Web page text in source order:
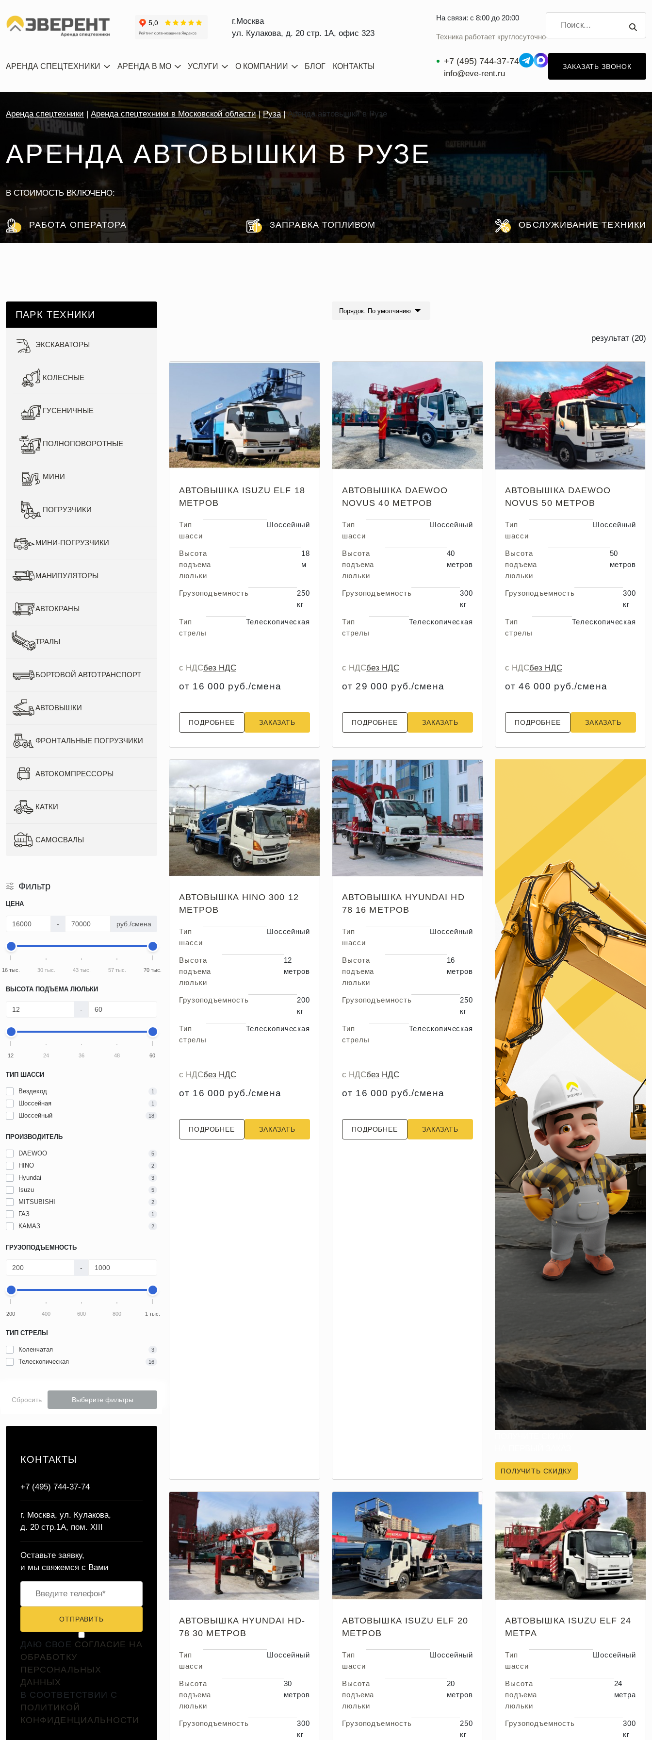
г.Москва
ул. Кулакова, д. 20 стр. 1А, офис 323
На связи: с 8:00 до 20:00
Техника работает круглосуточно
АРЕНДА СПЕЦТЕХНИКИ АРЕНДА В МО УСЛУГИ О КОМПАНИИ БЛОГ КОНТАКТЫ
+7 (495) 744-37-74
info@eve-rent.ru
ЗАКАЗАТЬ ЗВОНОК
Аренда спецтехники Аренда спецтехники в Московской области Руза Аренда автовышки в Рузе
АРЕНДА АВТОВЫШКИ В РУЗЕ
В СТОИМОСТЬ ВКЛЮЧЕНО:
РАБОТА ОПЕРАТОРА ЗАПРАВКА ТОПЛИВОМ ОБСЛУЖИВАНИЕ ТЕХНИКИ
ПАРК ТЕХНИКИ
ЭКСКАВАТОРЫ
КОЛЕСНЫЕ
ГУСЕНИЧНЫЕ
ПОЛНОПОВОРОТНЫЕ
МИНИ
ПОГРУЗЧИКИ
МИНИ-ПОГРУЗЧИКИ
МАНИПУЛЯТОРЫ
АВТОКРАНЫ
ТРАЛЫ
БОРТОВОЙ АВТОТРАНСПОРТ
АВТОВЫШКИ
ФРОНТАЛЬНЫЕ ПОГРУЗЧИКИ
АВТОКОМПРЕССОРЫ
КАТКИ
САМОСВАЛЫ
Фильтр
ЦЕНА
- руб./смена
16 тыс. 30 тыс. 43 тыс. 57 тыс. 70 тыс.
ВЫСОТА ПОДЪЕМА ЛЮЛЬКИ
-
12 24 36 48 60
ТИП ШАССИ
Вездеход 1
Шоссейная 1
Шоссейный 18
ПРОИЗВОДИТЕЛЬ
DAEWOO 5
HINO 2
Hyundai 3
Isuzu 5
MITSUBISHI 2
ГАЗ 1
КАМАЗ 2
ГРУЗОПОДЪЕМНОСТЬ
-
200 400 600 800 1 тыс.
ТИП СТРЕЛЫ
Коленчатая 3
Телескопическая 16
Сбросить Выберите фильтры
КОНТАКТЫ
+7 (495) 744-37-74
г. Москва, ул. Кулакова,
д. 20 стр.1А, пом. XIII
Оставьте заявку,
и мы свяжемся с Вами
ОТПРАВИТЬ
ДАЮ СВОЕ СОГЛАСИЕ НА
ОБРАБОТКУ
ПЕРСОНАЛЬНЫХ
ДАННЫХ
В СООТВЕТСТВИИ С
ПОЛИТИКОЙ
КОНФИДЕНЦИАЛЬНОСТИ
Порядок: По умолчанию
результат (20)
АВТОВЫШКА ISUZU ELF 18
МЕТРОВ
Тип
шасси
Шоссейный
Высота
подъема
люльки
18
м
Грузоподъемность
250
кг
Тип
стрелы
Телескопическая
с НДСбез НДС
от 16 000 руб./смена
ПОДРОБНЕЕ ЗАКАЗАТЬ
АВТОВЫШКА DAEWOO
NOVUS 40 МЕТРОВ
Тип
шасси
Шоссейный
Высота
подъема
люльки
40
метров
Грузоподъемность
300
кг
Тип
стрелы
Телескопическая
с НДСбез НДС
от 29 000 руб./смена
ПОДРОБНЕЕ ЗАКАЗАТЬ
АВТОВЫШКА DAEWOO
NOVUS 50 МЕТРОВ
Тип
шасси
Шоссейный
Высота
подъема
люльки
50
метров
Грузоподъемность
300
кг
Тип
стрелы
Телескопическая
с НДСбез НДС
от 46 000 руб./смена
ПОДРОБНЕЕ ЗАКАЗАТЬ
АВТОВЫШКА HINO 300 12
МЕТРОВ
Тип
шасси
Шоссейный
Высота
подъема
люльки
12
метров
Грузоподъемность
200
кг
Тип
стрелы
Телескопическая
с НДСбез НДС
от 16 000 руб./смена
ПОДРОБНЕЕ ЗАКАЗАТЬ
АВТОВЫШКА HYUNDAI HD
78 16 МЕТРОВ
Тип
шасси
Шоссейный
Высота
подъема
люльки
16
метров
Грузоподъемность
250
кг
Тип
стрелы
Телескопическая
с НДСбез НДС
от 16 000 руб./смена
ПОДРОБНЕЕ ЗАКАЗАТЬ
ПОЛУЧИТЬ СКИДКУ
АВТОВЫШКА HYUNDAI HD-
78 30 МЕТРОВ
Тип
шасси
Шоссейный
Высота
подъема
люльки
30
метров
Грузоподъемность
300
кг
АВТОВЫШКА ISUZU ELF 20
МЕТРОВ
Тип
шасси
Шоссейный
Высота
подъема
люльки
20
метров
Грузоподъемность
250
кг
АВТОВЫШКА ISUZU ELF 24
МЕТРА
Тип
шасси
Шоссейный
Высота
подъема
люльки
24
метра
Грузоподъемность
300
кг